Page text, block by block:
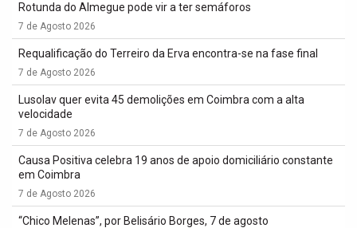
Rotunda do Almegue pode vir a ter semáforos
7 de Agosto 2026
Requalificação do Terreiro da Erva encontra-se na fase final
7 de Agosto 2026
Lusolav quer evita 45 demolições em Coimbra com a alta
velocidade
7 de Agosto 2026
Causa Positiva celebra 19 anos de apoio domiciliário constante
em Coimbra
7 de Agosto 2026
“Chico Melenas”, por Belisário Borges, 7 de agosto